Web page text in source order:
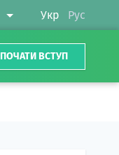
Укр Рус
ПОЧАТИ ВСТУП